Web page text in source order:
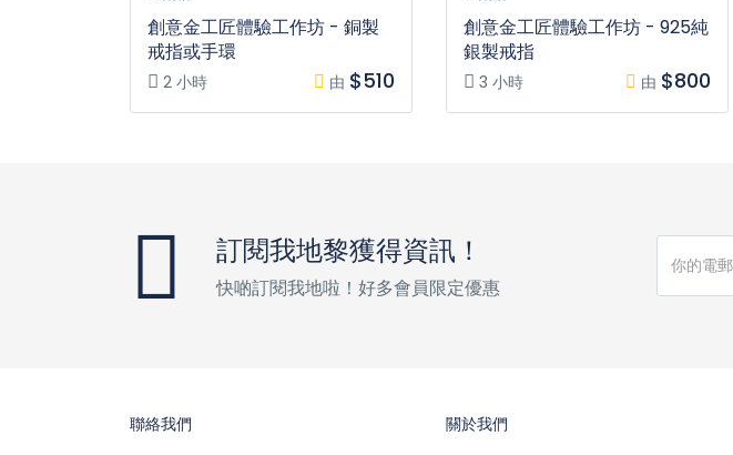
創意金工匠體驗工作坊 - 銅製
戒指或手環
2 小時 由 $510
創意金工匠體驗工作坊 - 925純
銀製戒指
3 小時 由 $800
訂閱我地黎獲得資訊！
快啲訂閱我地啦！好多會員限定優惠
聯絡我們 關於我們